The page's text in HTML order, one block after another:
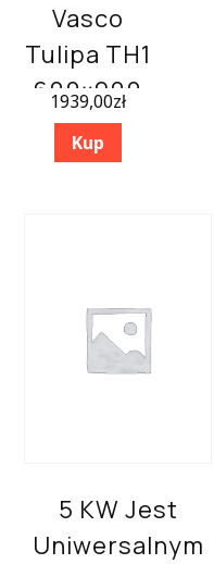
Vasco
Tulipa TH1
600×900
1939,00zł
Kup
5 KW Jest
Uniwersalnym